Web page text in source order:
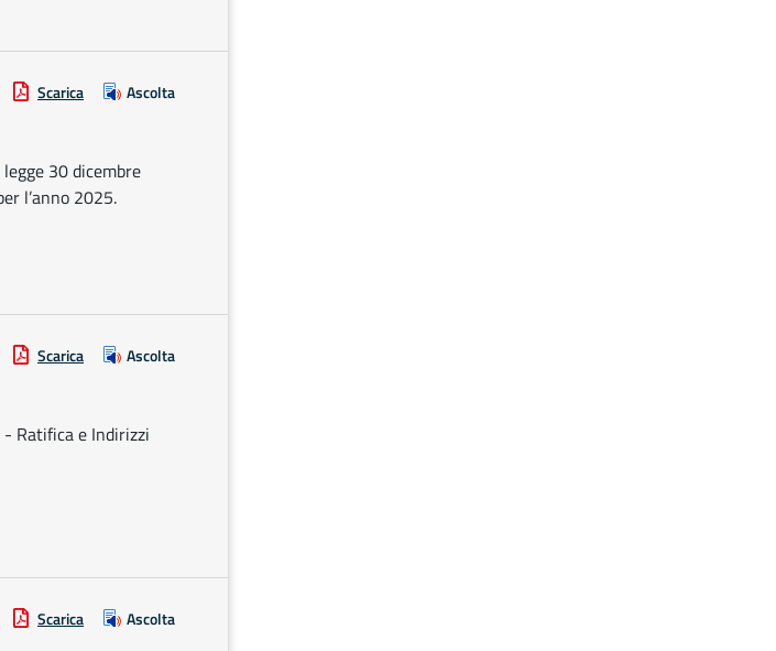
Scarica Ascolta
30 dicembre
l’anno 2025.
Scarica Ascolta
- Ratifica e Indirizzi
Scarica Ascolta